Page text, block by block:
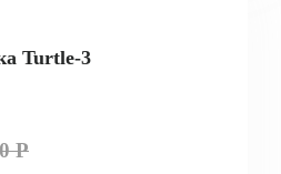
Turtle-3
Р